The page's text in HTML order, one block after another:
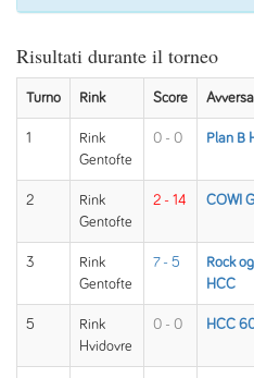
Risultati durante il torneo
Turno Rink Score
1
Rink
Gentofte
0 - 0 Plan B
2
Rink
Gentofte
2 - 14 COWI
3
Rink
Gentofte
7 - 5
Rock
HCC
5
Rink
Hvidovre
0 - 0 HCC